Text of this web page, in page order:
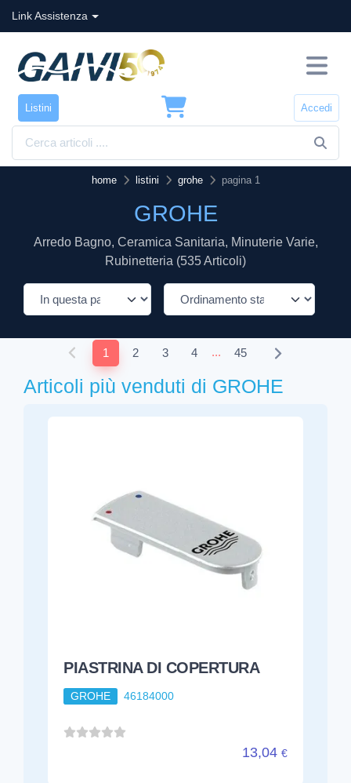
Link Assistenza
Listini Accedi
home listini grohe pagina 1
GROHE
Arredo Bagno, Ceramica Sanitaria, Minuterie Varie,
Rubinetteria (535 Articoli)
1 2 3 4 ... 45
Articoli più venduti di GROHE
PIASTRINA DI COPERTURA
GROHE 46184000
13,04 €